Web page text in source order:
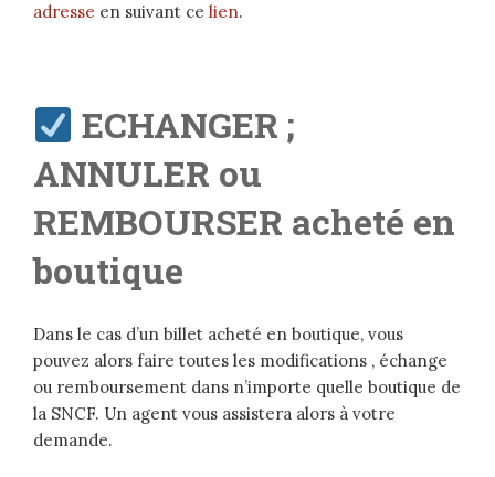
adresse en suivant ce lien.
ECHANGER ;
ANNULER ou
REMBOURSER acheté en
boutique
Dans le cas d’un billet acheté en boutique, vous
pouvez alors faire toutes les modifications , échange
ou remboursement dans n’importe quelle boutique de
la SNCF. Un agent vous assistera alors à votre
demande.